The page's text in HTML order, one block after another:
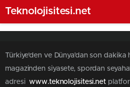
Teknolojisitesi.net
Türkiye'den ve Dünya’dan son dakika
magazinden siyasete, spordan
adresiwww.teknolojisitesi.net